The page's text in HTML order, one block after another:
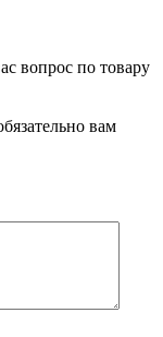
вопрос по товару
вам